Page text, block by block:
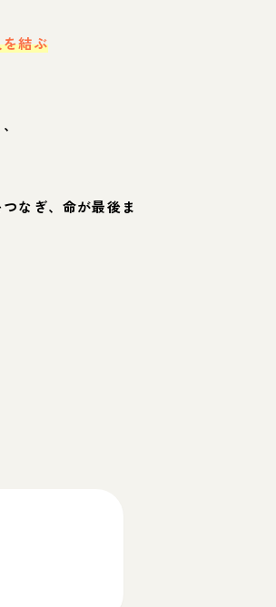
結ぶ
なぎ、命が最後ま